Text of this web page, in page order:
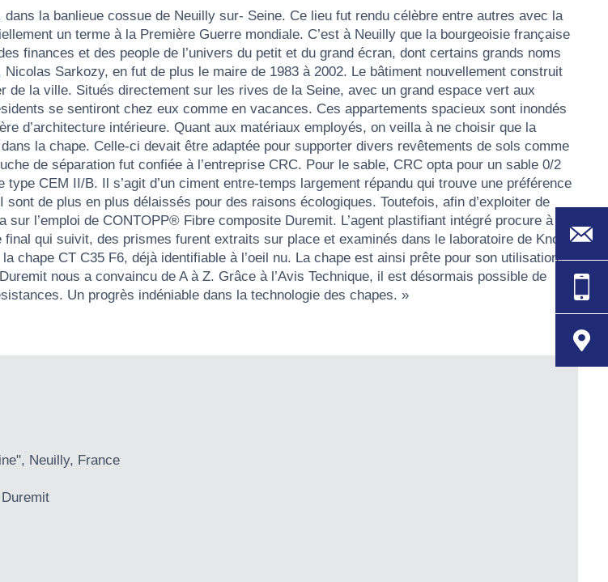
la banlieue cossue de Neuilly sur- Seine. Ce lieu fut rendu célèbre entre autres avec la
un terme à la Première Guerre mondiale. C’est à Neuilly que la bourgeoisie française
finances et des people de l’univers du petit et du grand écran, dont certains grands noms
Sarkozy, en fut de plus le maire de 1983 à 2002. Le bâtiment nouvellement construit
la ville. Situés directement sur les rives de la Seine, avec un grand espace vert aux
se sentiront chez eux comme en vacances. Ces appartements spacieux sont inondés
d’architecture intérieure. Quant aux matériaux employés, on veilla à ne choisir que la
la chape. Celle-ci devait être adaptée pour supporter divers revêtements de sols comme
de séparation fut confiée à l’entreprise CRC. Pour le sable, CRC opta pour un sable 0/2
CEM II/B. Il s’agit d’un ciment entre-temps largement répandu qui trouve une préférence
de plus en plus délaissés pour des raisons écologiques. Toutefois, afin d’exploiter de
l’emploi de CONTOPP® Fibre composite Duremit. L’agent plastifiant intégré procure à la
qui suivit, des prismes furent extraits sur place et examinés dans le laboratoire de Knopp.
chape CT C35 F6, déjà identifiable à l’oeil nu. La chape est ainsi prête pour son utilisation
nous a convaincu de A à Z. Grâce à l’Avis Technique, il est désormais possible de
Un progrès indéniable dans la technologie des chapes. »
Neuilly, France